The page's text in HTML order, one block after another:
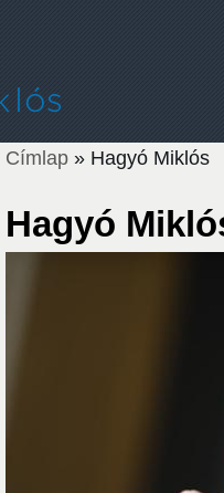
Címlap » Hagyó Miklós
Hagyó